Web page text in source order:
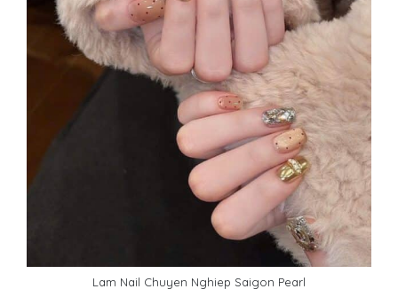
Lam Nail Chuyen Nghiep Saigon Pearl